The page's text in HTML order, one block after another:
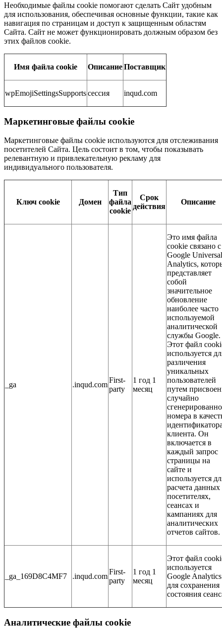
Необходимые файлы cookie помогают сделать Сайт удобным
для использования, обеспечивая основные функции, такие как
навигация по страницам и доступ к защищенным областям
Сайта. Сайт не может функционировать должным образом без
этих файлов cookie.
Имя файла cookie ОписаниеПоставщик
wpEmojiSettingsSupportsсессия inqud.com
Маркетинговые файлы cookie
Маркетинговые файлы cookie используются для отслеживания
посетителей Сайта. Цель состоит в том, чтобы показывать
релевантную и привлекательную рекламу для
индивидуального пользователя.
Ключ cookie Домен
Тип
файла
cookie
Срок
действия
Описание
_ga .inqud.com
First-
party
1 год 1
месяц
Это имя файла
cookie связано с
Google Universal
Analytics,
представляет
собой
значительное
обновление
наиболее часто
используемой
аналитической
службы Google.
Этот файл
используется
различения
уникальных
пользователей
путем
случайно
номера в
клиента. Он
включается в
каждый запрос
страницы на
сайте и
используется
расчета данных
посетителях,
сеансах и
кампаниях для
аналитических
отчетов сайтов.
_ga_169D8C4MF7 .inqud.com
First-
party
1 год 1
месяц
Этот файл
используется
Google Analytics
для сохранения
состояния
Аналитические файлы cookie